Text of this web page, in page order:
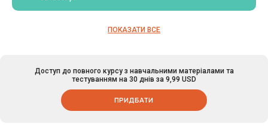
ПОКАЗАТИ ВСЕ
Доступ до повного курсу з навчальними матеріалами та
тестуванням на 30 днів за 9,99 USD
ПРИДБАТИ